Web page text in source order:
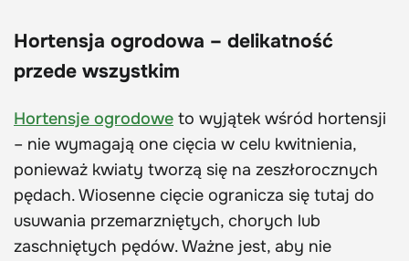
Hortensja ogrodowa – delikatność
przede wszystkim
Hortensje ogrodowe to wyjątek wśród hortensji
– nie wymagają one cięcia w celu kwitnienia,
ponieważ kwiaty tworzą się na zeszłorocznych
pędach. Wiosenne cięcie ogranicza się tutaj do
usuwania przemarzniętych, chorych lub
zaschniętych pędów. Ważne jest, aby nie